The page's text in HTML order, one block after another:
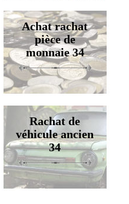
Achat rachat
pièce de
monnaie 34
Rachat de
véhicule ancien
34